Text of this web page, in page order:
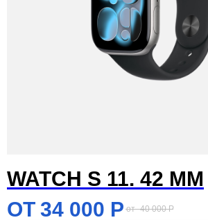
WATCH S 11. 42 MM
34 000 Р 40 000 Р